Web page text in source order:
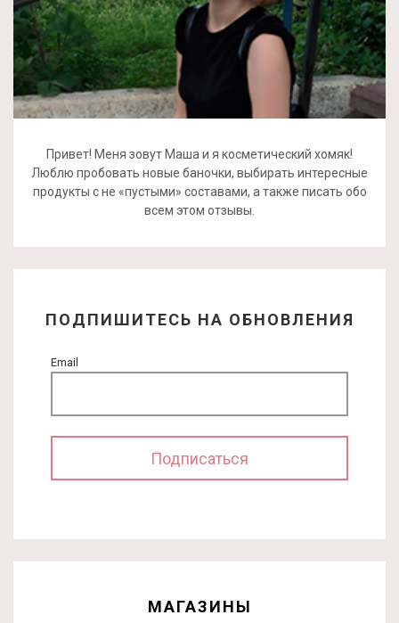
Привет! Меня зовут Маша и я косметический хомяк!
Люблю пробовать новые баночки, выбирать интересные
продукты с не «пустыми» составами, а также писать обо
всем этом отзывы.
ПОДПИШИТЕСЬ НА ОБНОВЛЕНИЯ
Email
МАГАЗИНЫ